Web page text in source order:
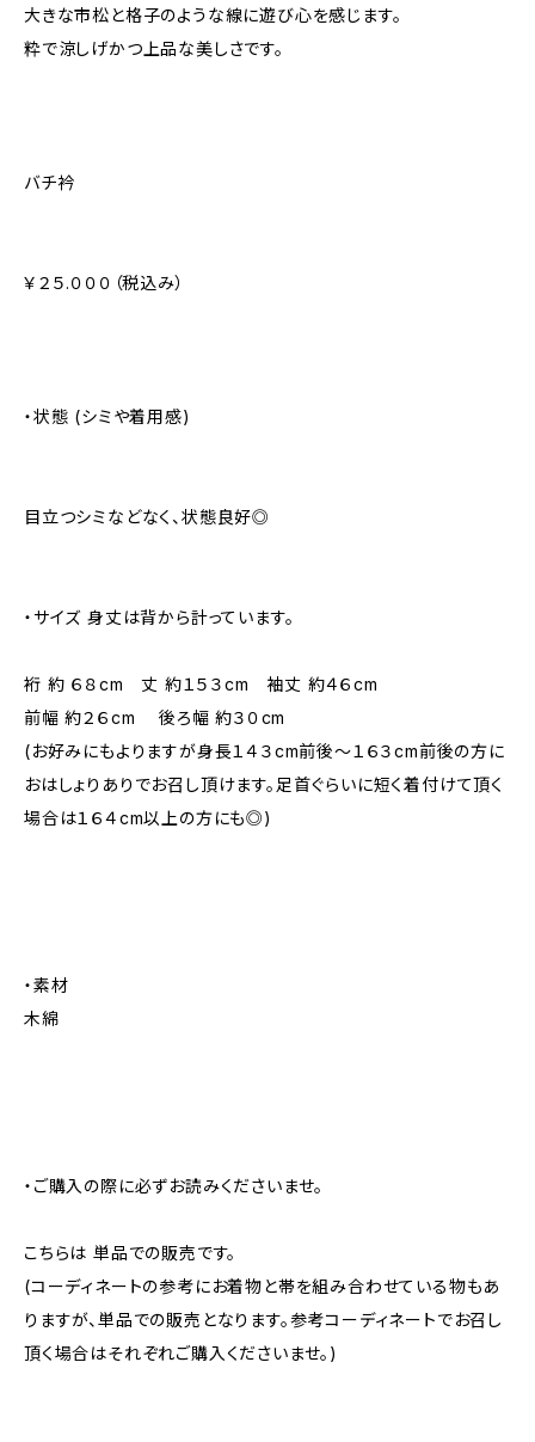
大きな市松と格子のような線に遊び心を感じます。
粋で涼しげかつ上品な美しさです。
バチ衿
￥２５.０００（税込み）
・状態 (シミや着用感)
目立つシミなどなく、状態良好◎
・サイズ 身丈は背から計っています。
裄 約 ６８cm 丈 約１５３cm 袖丈 約４６cm
前幅 約２６cm 後ろ幅 約３０cm
(お好みにもよりますが身長１４３cm前後～１６３cm前後の方に
おはしょりありでお召し頂けます。足首ぐらいに短く着付けて頂く
場合は１６４cm以上の方にも◎)
・素材
木綿
・ご購入の際に必ずお読みくださいませ。
こちらは 単品での販売です。
(コーディネートの参考にお着物と帯を組み合わせている物もあ
りますが、単品での販売となります。参考コーディネートでお召し
頂く場合はそれぞれご購入くださいませ。)